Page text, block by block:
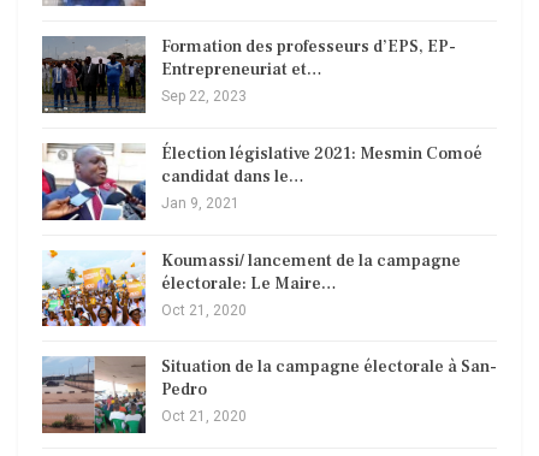
Formation des professeurs d’EPS, EP-
Entrepreneuriat et…
Sep 22, 2023
Élection législative 2021: Mesmin Comoé
candidat dans le…
Jan 9, 2021
Koumassi/ lancement de la campagne
électorale: Le Maire…
Oct 21, 2020
Situation de la campagne électorale à San-
Pedro
Oct 21, 2020